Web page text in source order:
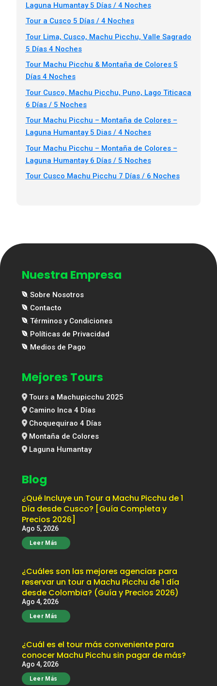
Laguna Humantay 5 Días / 4 Noches
Tour a Cusco 5 Días / 4 Noches
Tour Lima, Cusco, Machu Picchu, Valle Sagrado
5 Días 4 Noches
Tour Machu Picchu & Montaña de Colores 5
Días 4 Noches
Tour Cusco, Machu Picchu, Puno, Lago Titicaca
6 Días / 5 Noches
Tour Machu Picchu – Montaña de Colores –
Laguna Humantay 5 Dias / 4 Noches
Tour Machu Picchu – Montaña de Colores –
Laguna Humantay 6 Días / 5 Noches
Tour Cusco Machu Picchu 7 Días / 6 Noches
Nuestra Empresa
Sobre Nosotros
Contacto
Términos y Condiciones
Políticas de Privacidad
Medios de Pago
Mejores Tours
Tours a Machupicchu 2025
Camino Inca 4 Días
Choquequirao 4 Días
Montaña de Colores
Laguna Humantay
Blog
¿Qué Incluye un Tour a Machu Picchu de 1
Día desde Cusco? [Guía Completa y
Precios 2026]
Ago 5, 2026
Leer Más
¿Cuáles son las mejores agencias para
reservar un tour a Machu Picchu de 1 día
desde Colombia? (Guía y Precios 2026)
Ago 4, 2026
Leer Más
¿Cuál es el tour más conveniente para
conocer Machu Picchu sin pagar de más?
Ago 4, 2026
Leer Más